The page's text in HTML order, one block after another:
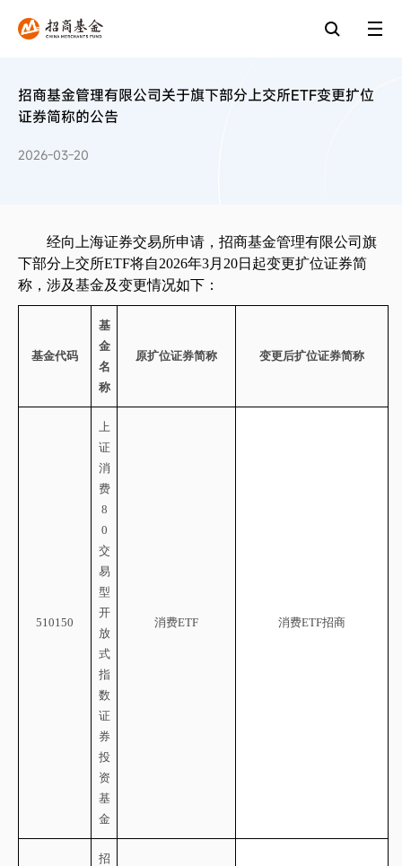
招商基金管理有限公司关于旗下部分上交所ETF变更扩位
证券简称的公告
2026-03-20
经向上海证券交易所申请，招商基金管理有限公司旗
下部分上交所ETF将自2026年3月 20日起变更扩位证券简
称，涉及基金及变更情况如下：
基金代码
基
金
名
称
原扩位证券简称 变更后扩位证券简称
510150
上
证
消
费
8
0
交
易
型
开
放
式
指
数
证
券
投
资
基
金
消费ETF 消费ETF招商
招